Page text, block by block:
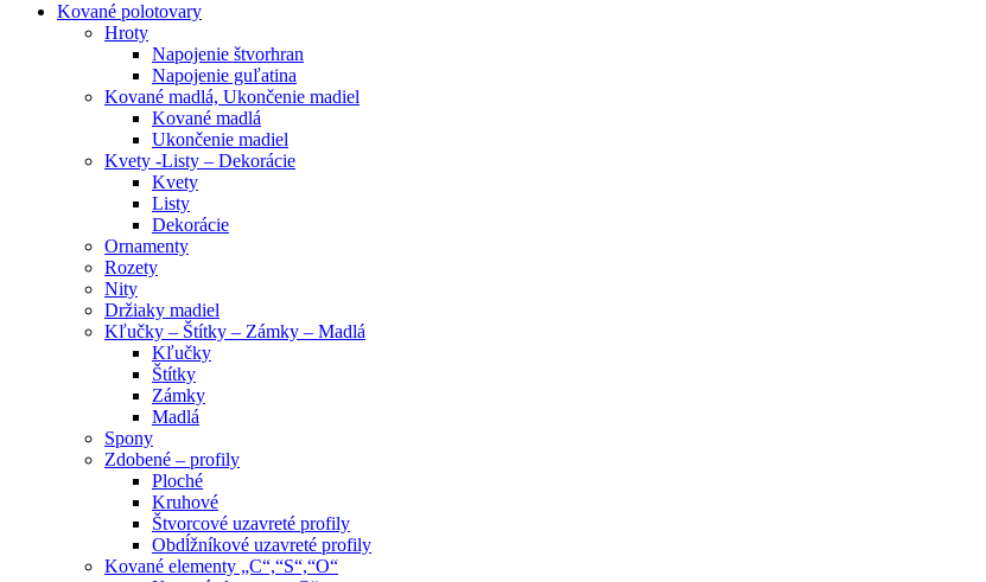
Kované polotovary
Hroty
Napojenie štvorhran
Napojenie guľatina
Kované madlá, Ukončenie madiel
Kované madlá
Ukončenie madiel
Kvety -Listy – Dekorácie
Kvety
Listy
Dekorácie
Ornamenty
Rozety
Nity
Držiaky madiel
Kľučky – Štítky – Zámky – Madlá
Kľučky
Štítky
Zámky
Madlá
Spony
Zdobené – profily
Ploché
Kruhové
Štvorcové uzavreté profily
Obdĺžníkové uzavreté profily
Kované elementy „C“,“S“,“O“